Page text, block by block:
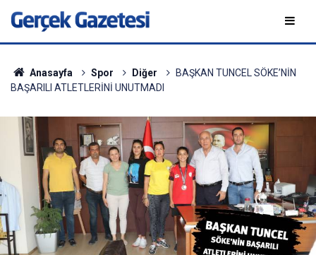
Anasayfa Spor Diğer
BAŞKAN TUNCEL SÖKE’NİN
BAŞARILI ATLETLERİNİ UNUTMADI